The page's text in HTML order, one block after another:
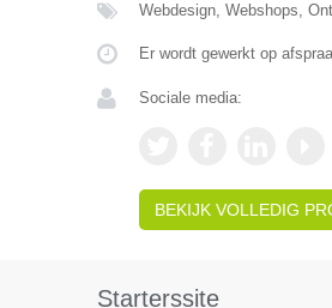
Webdesign, Webshops,
Er wordt gewerkt op
Sociale media:
BEKIJK VOLLEDIG
Starterssite